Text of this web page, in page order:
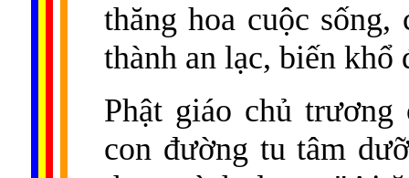
thăng hoa cuộc
thành an lạc, biến khổ
Phật giáo chủ
con đường tu tâm